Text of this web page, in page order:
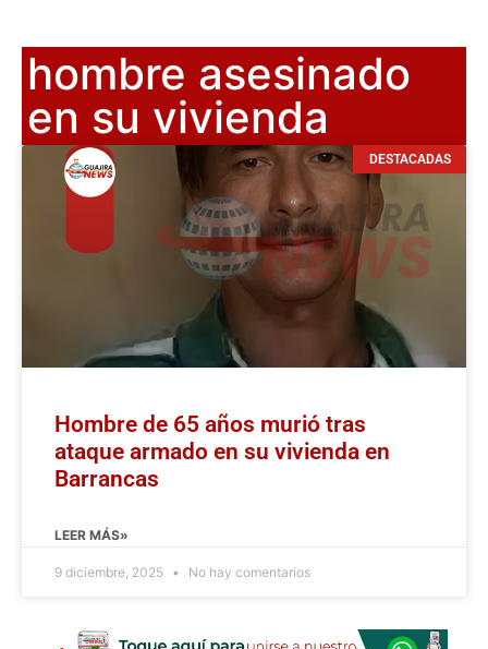
hombre asesinado
en su vivienda
DESTACADAS
Hombre de 65 años murió tras
ataque armado en su vivienda en
Barrancas
LEER MÁS»
9 diciembre, 2025 No hay comentarios